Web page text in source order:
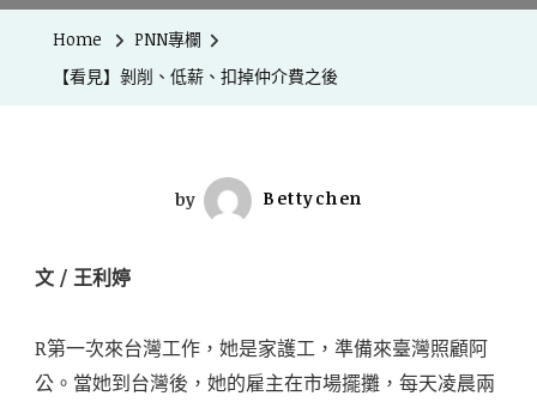
Home
PNN專欄
【看見】剝削、低薪、扣掉仲介費之後
by Bettychen
文 / 王利婷
R第一次來台灣工作，她是家護工，準備來臺灣照顧阿
公。當她到台灣後，她的雇主在市場擺攤，每天凌晨兩